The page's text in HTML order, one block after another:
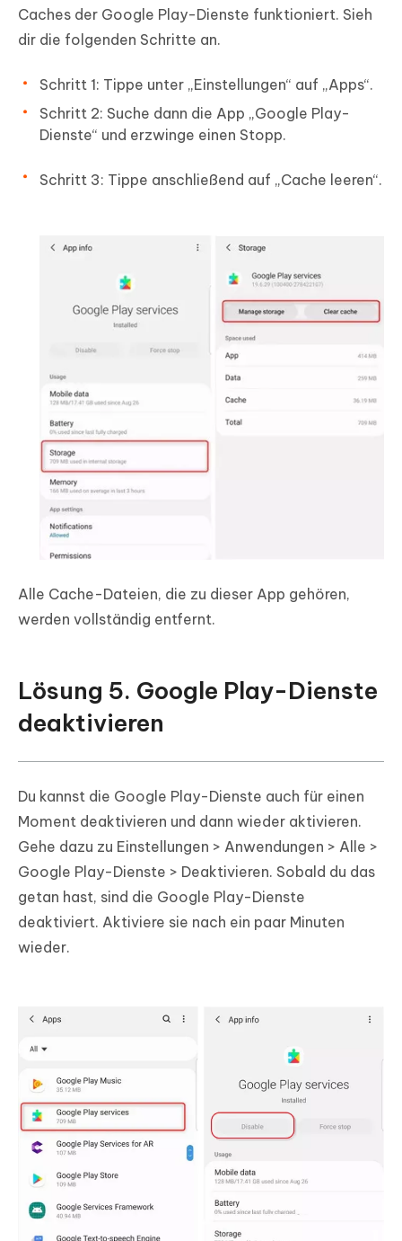
Caches der Google Play-Dienste funktioniert. Sieh
dir die folgenden Schritte an.
Schritt 1: Tippe unter „Einstellungen“ auf „Apps“.
Schritt 2: Suche dann die App „Google Play-
Dienste“ und erzwinge einen Stopp.
Schritt 3: Tippe anschließend auf „Cache leeren“.
Alle Cache-Dateien, die zu dieser App gehören,
werden vollständig entfernt.
Lösung 5. Google Play-Dienste
deaktivieren
Du kannst die Google Play-Dienste auch für einen
Moment deaktivieren und dann wieder aktivieren.
Gehe dazu zu Einstellungen > Anwendungen > Alle >
Google Play-Dienste > Deaktivieren. Sobald du das
getan hast, sind die Google Play-Dienste
deaktiviert. Aktiviere sie nach ein paar Minuten
wieder.